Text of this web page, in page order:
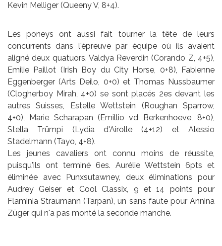
Kevin Melliger (Queeny V, 8+4).
Les poneys ont aussi fait tourner la tête de leurs
concurrents dans l'épreuve par équipe où ils avaient
aligné deux quatuors. Valdya Reverdin (Corando Z, 4+5),
Emilie Paillot (Irish Boy du City Horse, 0+8), Fabienne
Eggenberger (Arts Deilo, 0+0) et Thomas Nussbaumer
(Clogherboy Mirah, 4+0) se sont placés 2es devant les
autres Suisses, Estelle Wettstein (Roughan Sparrow,
4+0), Marie Scharapan (Emillio vd Berkenhoeve, 8+0),
Stella Trümpi (Lydia d'Airolle (4+12) et Alessio
Stadelmann (Tayo, 4+8).
Les jeunes cavaliers ont connu moins de réussite,
puisqu'ils ont terminé 6es. Aurélie Wettstein 6pts et
éliminée avec Punxsutawney, deux éliminations pour
Audrey Geiser et Cool Classix, 9 et 14 points pour
Flaminia Straumann (Tarpan), un sans faute pour Annina
Züger qui n'a pas monté la seconde manche.